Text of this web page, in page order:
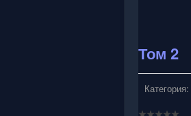
Том 2
Категория: